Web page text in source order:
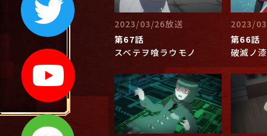
2023/03/26放送
第67話
スベテヲ喰ラウモノ
2023/
第66話
破滅ノ